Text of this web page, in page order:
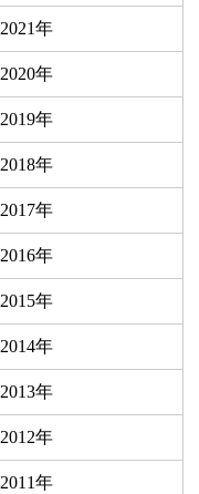
2021年
2020年
2019年
2018年
2017年
2016年
2015年
2014年
2013年
2012年
2011年